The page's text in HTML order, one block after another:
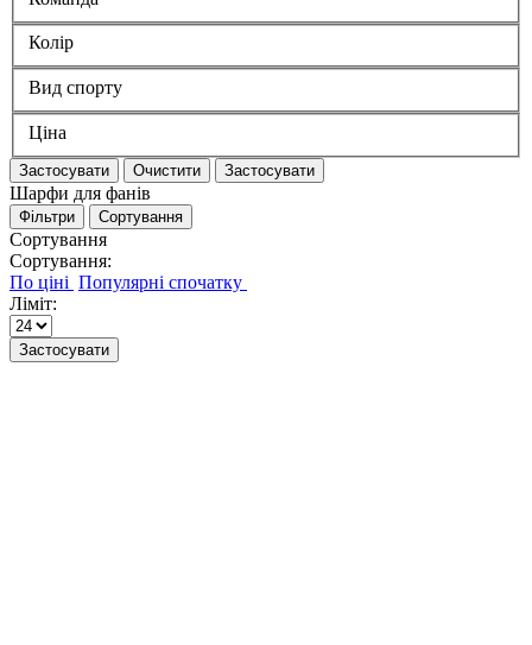
Колір
Вид спорту
Ціна
Застосувати Очистити Застосувати
Шарфи для фанів
Фільтри Сортування
Сортування
Сортування:
Ліміт:
Застосувати